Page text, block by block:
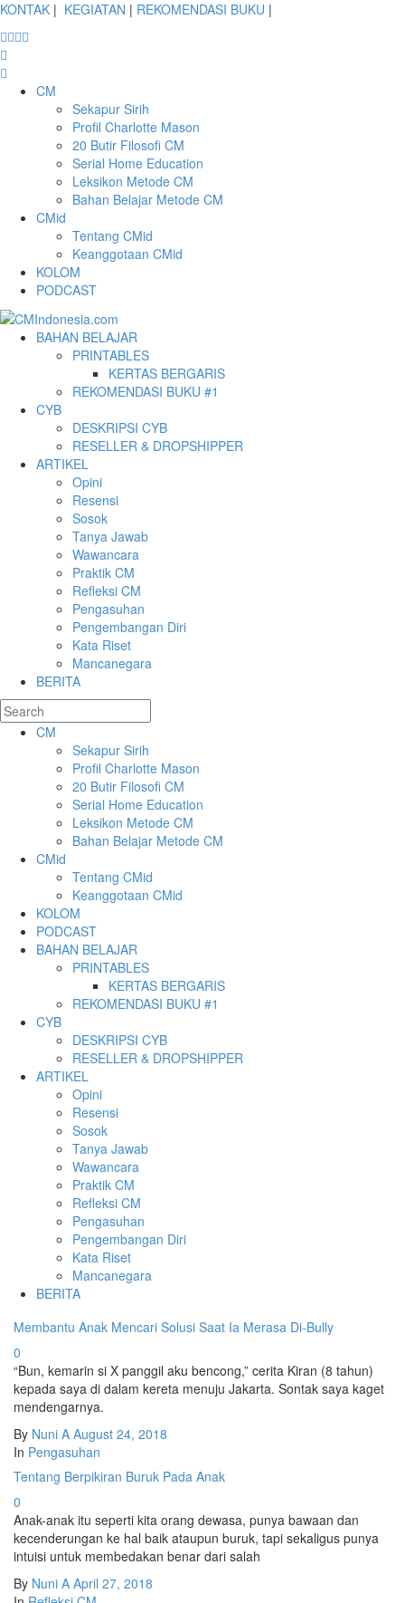
KONTAK | KEGIATAN | REKOMENDASI BUKU |
CM
Sekapur Sirih
Profil Charlotte Mason
20 Butir Filosofi CM
Serial Home Education
Leksikon Metode CM
Bahan Belajar Metode CM
CMid
Tentang CMid
Keanggotaan CMid
KOLOM
PODCAST
BAHAN BELAJAR
PRINTABLES
KERTAS BERGARIS
REKOMENDASI BUKU #1
CYB
DESKRIPSI CYB
RESELLER & DROPSHIPPER
ARTIKEL
Opini
Resensi
Sosok
Tanya Jawab
Wawancara
Praktik CM
Refleksi CM
Pengasuhan
Pengembangan Diri
Kata Riset
Mancanegara
BERITA
CM
Sekapur Sirih
Profil Charlotte Mason
20 Butir Filosofi CM
Serial Home Education
Leksikon Metode CM
Bahan Belajar Metode CM
CMid
Tentang CMid
Keanggotaan CMid
KOLOM
PODCAST
BAHAN BELAJAR
PRINTABLES
KERTAS BERGARIS
REKOMENDASI BUKU #1
CYB
DESKRIPSI CYB
RESELLER & DROPSHIPPER
ARTIKEL
Opini
Resensi
Sosok
Tanya Jawab
Wawancara
Praktik CM
Refleksi CM
Pengasuhan
Pengembangan Diri
Kata Riset
Mancanegara
BERITA
Membantu Anak Mencari Solusi Saat Ia Merasa Di-Bully
0
“Bun, kemarin si X panggil aku bencong,” cerita Kiran (8 tahun)
kepada saya di dalam kereta menuju Jakarta. Sontak saya kaget
mendengarnya.
By Nuni A August 24, 2018
In Pengasuhan
Tentang Berpikiran Buruk Pada Anak
0
Anak-anak itu seperti kita orang dewasa, punya bawaan dan
kecenderungan ke hal baik ataupun buruk, tapi sekaligus punya
intuisi untuk membedakan benar dari salah
By Nuni A April 27, 2018